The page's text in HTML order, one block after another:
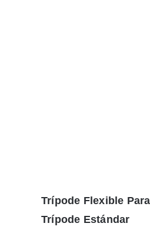
Trípode Flexible
Trípode Estándar